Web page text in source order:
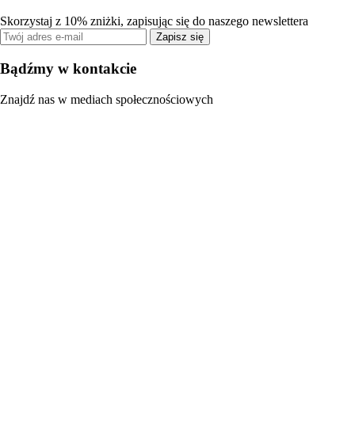
Skorzystaj z 10% zniżki, zapisując się do naszego newslettera
Zapisz się
Bądźmy w kontakcie
Znajdź nas w mediach społecznościowych